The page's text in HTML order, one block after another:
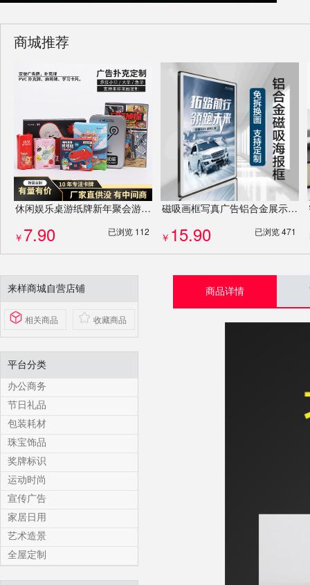
商城推荐
休闲娱乐桌游纸牌新年聚会游戏动卡牌套装扑克牌剧本杀桌游牌定制
￥ 7.90 已浏览 112
磁吸画框写真广告铝合金展示框宣传栏照片墙相框挂墙定制
￥ 15.90 已浏览 471
来样商城自营店铺
相关商品 收藏商品
平台分类
办公商务
节日礼品
包装耗材
珠宝饰品
奖牌标识
运动时尚
宣传广告
家居日用
艺术造景
全屋定制
商品详情